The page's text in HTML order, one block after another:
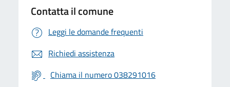
Contatta il comune
Leggi le domande frequenti
Richiedi assistenza
Chiama il numero 038291016